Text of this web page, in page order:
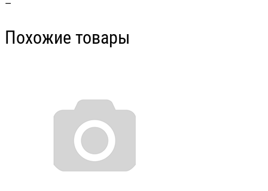
—
Похожие товары